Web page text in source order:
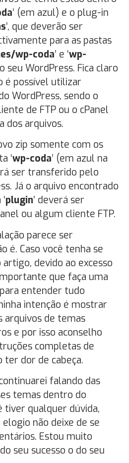
’ (em azul) e o plug-in
’, que deverão ser
para as pastas
wp-coda’ e ‘wp-
seu WordPress. Fica claro
é possível utilizar
WordPress, sendo o
de FTP ou o cPanel
dos arquivos.
zip somente com os
‘wp-coda’ (em azul na
ser transferido pelo
Já o arquivo encontrado
plugin’ deverá ser
ou algum cliente FTP.
parece ser
é. Caso você tenha se
devido ao excesso
que faça uma
entender tudo
intenção é mostrar
arquivos de temas
e por isso aconselho
completas de
ter dor de cabeça.
falando das
temas dentro do
tiver qualquer dúvida,
não deixe de se
Estou muito
seu sucesso o do seu